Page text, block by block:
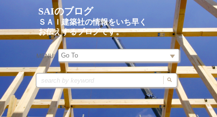
SAIのブログ
ＳＡＩ建築社の情報をいち早く
お伝えするブログです。
MENU: